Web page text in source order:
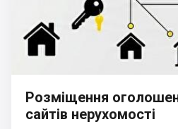
Розміщення
сайтів нерухомості